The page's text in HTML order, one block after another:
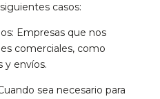
casos:
Empresas que nos
comerciales, como
y envíos.
sea necesario para